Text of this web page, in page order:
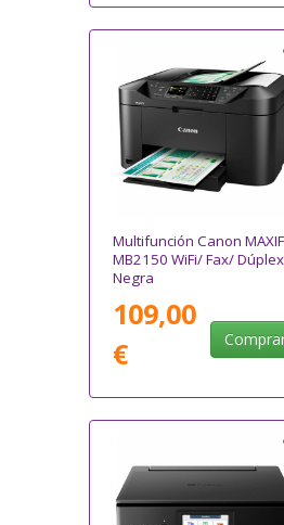
Multifunción Canon
MB2150 WiFi/ Fax/
Negra
109,00
€